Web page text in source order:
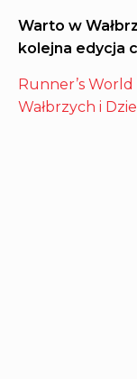
Warto w
kolejna edycja
Runner’s
Wałbrzych i